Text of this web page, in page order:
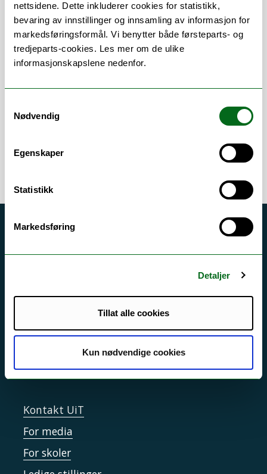
nettsidene. Dette inkluderer cookies for statistikk,
bevaring av innstillinger og innsamling av informasjon for
markedsføringsformål. Vi benytter både førsteparts- og
tredjeparts-cookies. Les mer om de ulike
informasjonskapslene nedenfor.
Nødvendig
Egenskaper
Statistikk
Markedsføring
Detaljer
Tillat alle cookies
Kun nødvendige cookies
Om
Forskning og undervisning
Publikasjoner
Andre publikasjoner
Her finner du meg
Akutt hjelp
Si ifra!
Personvern ved UiT
Sikkerhet, beredskap og personvern
Informasjonskapsler
Tilgjengelighetserklæring
Kontakt UiT
For media
For skoler